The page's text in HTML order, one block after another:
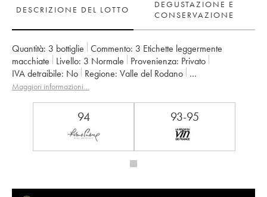
DESCRIZIONE DEL LOTTO
DEGUSTAZIONE E
CONSERVAZIONE
Quantità: 3 bottiglie Commento: 3 Etichette leggermente
macchiate
Livello: 3 Normale Provenienza:
privato
IVA detraibile:
no Regione:
Valle del Rodano
Denominazione: Saint-Joseph
Maggiori informazioni…
94 93-95